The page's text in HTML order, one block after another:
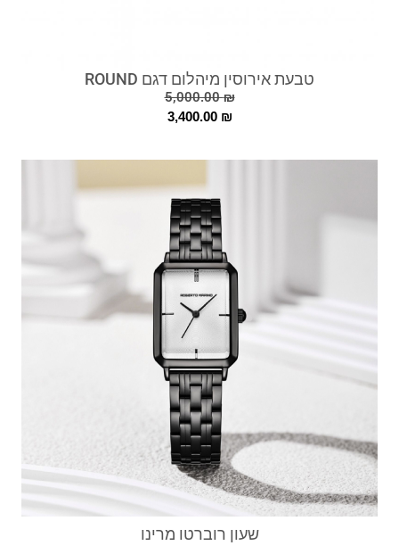
טבעת אירוסין מיהלום דגם ROUND
5,000.00₪
3,400.00 ₪
שעון רוברטו מרינו